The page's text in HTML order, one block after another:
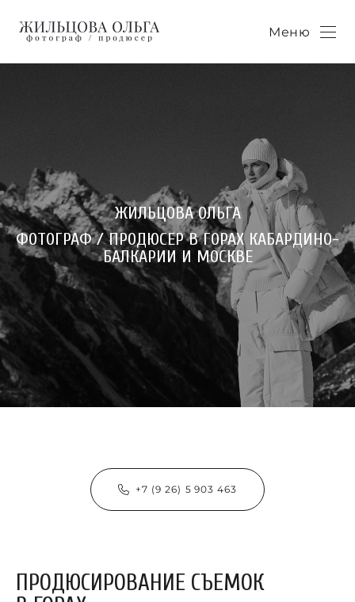
Меню
ЖИЛЬЦОВА ОЛЬГА
ФОТОГРАФ / ПРОДЮСЕР В ГОРАХ КАБАРДИНО-
БАЛКАРИИ И МОСКВЕ
+7 (9 26) 5 903 463
ПРОДЮСИРОВАНИЕ СЪЕМОК